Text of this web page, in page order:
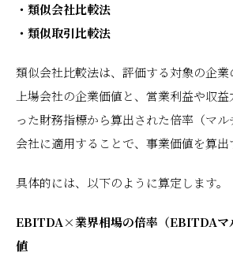
・類似会社比較法
・類似取引比較法
類似会社比較法は、評価する対象の企業
上場会社の企業価値と、営業利益や収
った財務指標から算出された倍率（マ
会社に適用することで、事業価値を算出
具体的には、以下のように算定します。
EBITDA×業界相場の倍率（EBITDAマ
値